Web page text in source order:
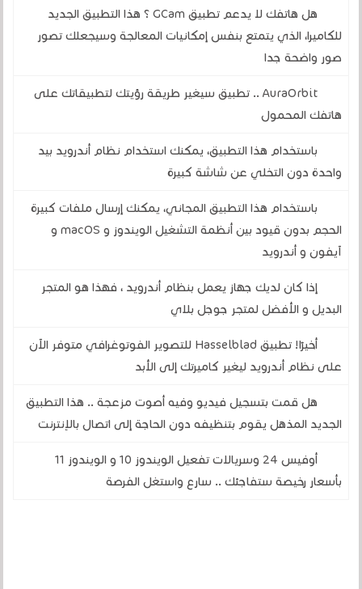
هل هاتفك لا يدعم تطبيق GCam ؟ هذا التطبيق الجديد
للكاميرا، الذي يتمتع بنفس إمكانيات المعالجة وسيجعلك تصور
صور واضحة جدا
AuraOrbit .. تطبيق سيغير طريقة رؤيتك لتطبيقاتك على
هاتفك المحمول
باستخدام هذا التطبيق، يمكنك استخدام نظام أندرويد بيد
واحدة دون التخلي عن شاشة كبيرة
باستخدام هذا التطبيق المجاني، يمكنك إرسال ملفات كبيرة
الحجم بدون قيود بين أنظمة التشغيل الويندوز و macOS و
آيفون و أندرويد
إذا كان لديك جهاز يعمل بنظام أندرويد ، فهذا هو المتجر
البديل و الأفضل لمتجر جوجل بلاي
أخيرًا! تطبيق Hasselblad للتصوير الفوتوغرافي متوفر الآن
على نظام أندرويد ليغير كاميرتك إلى الأبد
هل قمت بتسجيل فيديو وفيه أصوت مزعجة .. هذا التطبيق
الجديد المذهل يقوم بتنظيفه دون الحاجة إلى اتصال بالإنترنت
أوفيس 24 وسريالات تفعيل الويندوز 10 و الويندوز 11
بأسعار رخيصة ستفاجئك .. سارع واستغل الفرصة